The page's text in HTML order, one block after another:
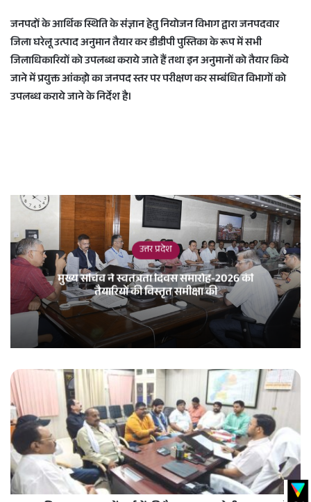
जनपदों के आर्थिक स्थिति के संज्ञान हेतु नियोजन विभाग द्वारा जनपदवार
जिला घरेलू उत्पाद अनुमान तैयार कर डीडीपी पुस्तिका के रूप में सभी
जिलाधिकारियों को उपलब्ध कराये जाते हैं तथा इन अनुमानों को तैयार किये
जाने में प्रयुक्त आंकड़ो का जनपद स्तर पर परीक्षण कर सम्बंधित विभागों को
उपलब्ध कराये जाने के निर्देश है।
उत्तर प्रदेश
मुख्य सचिव ने स्वतंत्रता दिवस समारोह-2026 की
तैयारियों की विस्तृत समीक्षा की